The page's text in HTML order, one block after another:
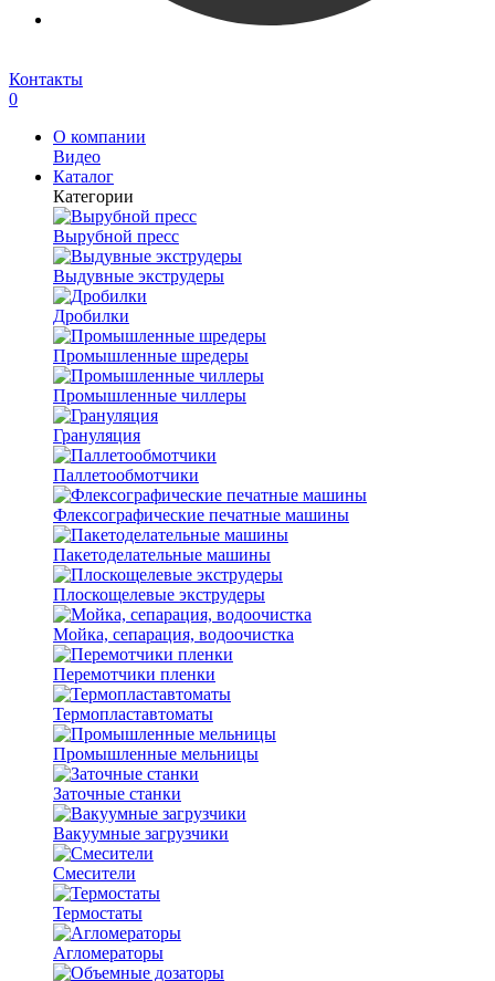
Контакты
0
О компании
Видео
Каталог
Категории
Вырубной пресс
Выдувные экструдеры
Дробилки
Промышленные шредеры
Промышленные чиллеры
Грануляция
Паллетообмотчики
Флексографические печатные машины
Пакетоделательные машины
Плоскощелевые экструдеры
Мойка, сепарация, водоочистка
Перемотчики пленки
Термопластавтоматы
Промышленные мельницы
Заточные станки
Вакуумные загрузчики
Смесители
Термостаты
Агломераторы